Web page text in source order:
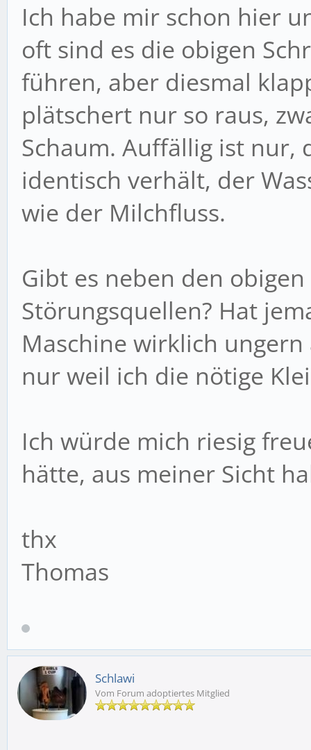
Ich habe mir schon hier
oft sind es die obigen
führen, aber diesmal
plätschert nur so raus,
Schaum. Auffällig ist nur,
identisch verhält, der
wie der Milchfluss.
Gibt es neben den
Störungsquellen? Hat
Maschine wirklich
nur weil ich die nötige
Ich würde mich riesig
hätte, aus meiner Sicht
thx
Thomas
Schlawi
Vom Forum adoptiertes Mitglied